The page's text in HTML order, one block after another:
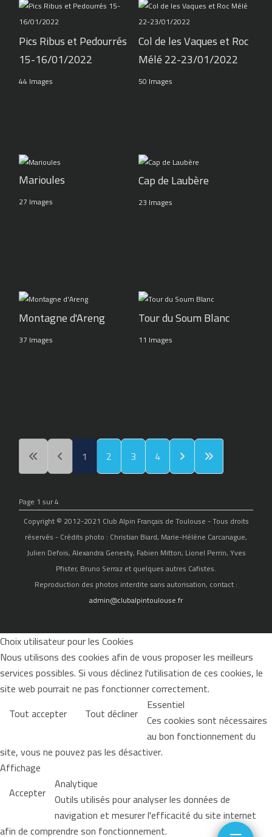
Pics Ribus et Pedourrés
15-16/01/2022
44 Images
Col de les Vaques et Roc
Mélé 22-23/01/2022
50 Images
Marioules
27 Images
Cap de Laubère
23 Images
Montagne d'Areng
37 Images
Tour du Soum Blanc
11 Images
1 2 3 4
Page 1 sur 4
Copyright © 2012-2021 Club Alpin Français de Toulouse - Tous droits
réservés - Crédits photo : Christian Biard, Marie-Hélène Carcanague,
Julien Defois, Alexandra Genesty, Fabien Mitton, Lionel Perrin, Yves
Pfister, Bruno Serraz et quelques autres Cafistes.
Reproduction des photos interdite sans autorisation, contact :
admin@clubalpintoulouse.fr
Choix utilisateur pour les Cookies
Nous utilisons des cookies afin de vous proposer les meilleurs
services possibles. Si vous déclinez l'utilisation de ces cookies, le
site web pourrait ne pas fonctionner correctement.
Tout accepter
Tout décliner Essentiel
Ces cookies sont nécessaires
au bon fonctionnement du
site, vous ne pouvez pas les désactiver.
Affichage
Accepter Analytique
Outils utilisés pour analyser les données de
navigation et mesurer l'efficacité du site internet
afin de comprendre son fonctionnement.